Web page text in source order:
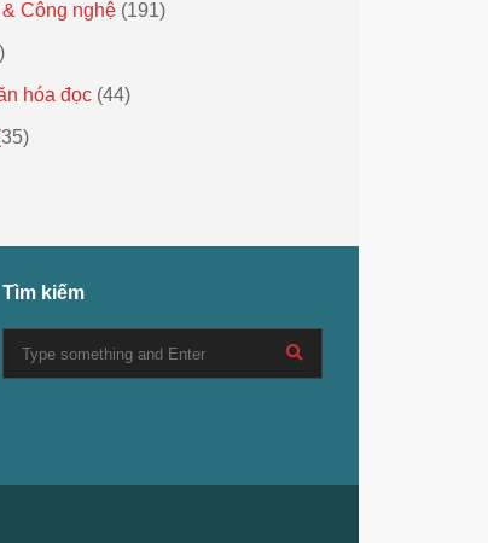
Công nghệ (191)
hóa đọc (44)
Tìm kiếm